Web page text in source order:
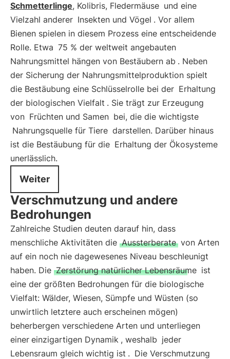
Schmetterlinge, Kolibris, Fledermäuse und eine
Vielzahl anderer Insekten und Vögel . Vor allem
Bienen spielen in diesem Prozess eine entscheidende
Rolle. Etwa 75 % der weltweit angebauten
Nahrungsmittel hängen von Bestäubern ab . Neben
der Sicherung der Nahrungsmittelproduktion spielt
die Bestäubung eine Schlüsselrolle bei der Erhaltung
der biologischen Vielfalt . Sie trägt zur Erzeugung
von Früchten und Samen bei, die die wichtigste
Nahrungsquelle für Tiere darstellen. Darüber hinaus
ist die Bestäubung für die Erhaltung der Ökosysteme
unerlässlich.
Weiter
Verschmutzung und andere
Bedrohungen
Zahlreiche Studien deuten darauf hin, dass
menschliche Aktivitäten die Aussterberate von Arten
auf ein noch nie dagewesenes Niveau beschleunigt
haben. Die Zerstörung natürlicher Lebensräume ist
eine der größten Bedrohungen für die biologische
Vielfalt: Wälder, Wiesen, Sümpfe und Wüsten (so
unwirtlich letztere auch erscheinen mögen)
beherbergen verschiedene Arten und unterliegen
einer einzigartigen Dynamik , weshalb jeder
Lebensraum gleich wichtig ist . Die Verschmutzung